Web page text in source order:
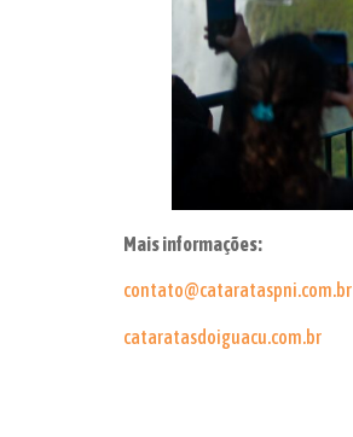
Mais informações:
contato@catarataspni.com.br
cataratasdoiguacu.com.br